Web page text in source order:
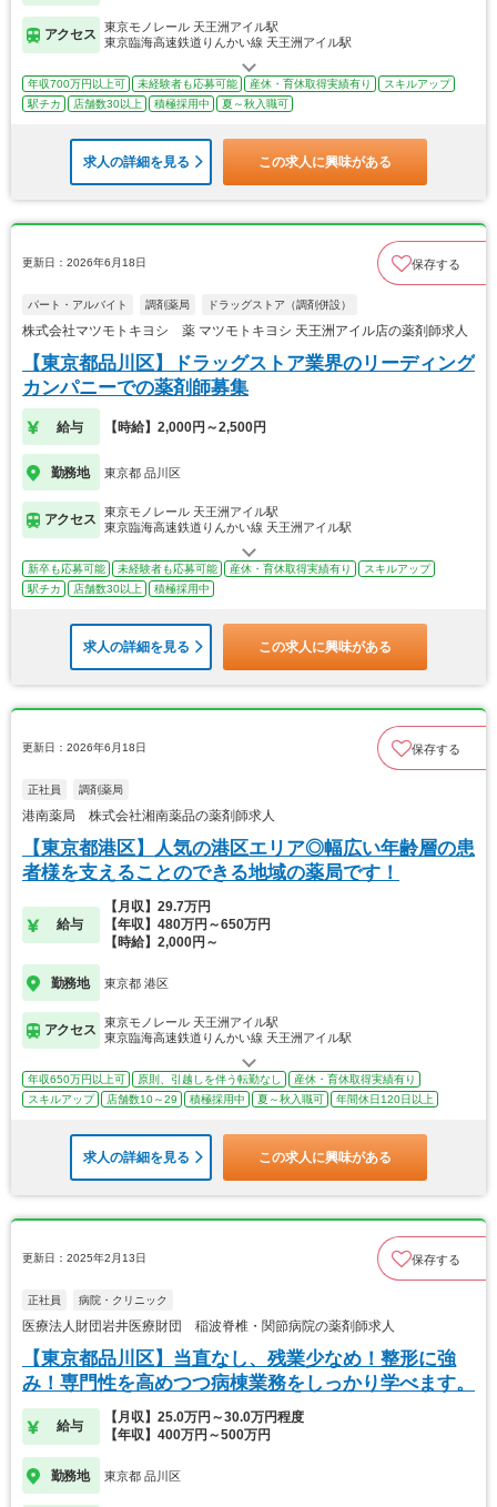
アクセス
東京モノレール 天王洲アイル駅
東京臨海高速鉄道りんかい線 天王洲アイル駅
年収700万円以上可 未経験者も応募可能 産休・育休取得実績有り
スキルアップ
駅チカ
店舗数30以上 積極採用中 夏～秋入職可
求人の詳細を見る この求人に興味がある
更新日：2026年6月18日 保存する
パート・アルバイト 調剤薬局 ドラッグストア（調剤併設）
株式会社マツモトキヨシ 薬 マツモトキヨシ 天王洲アイル店の薬剤師求人
【東京都品川区】ドラッグストア業界のリーディング
カンパニーでの薬剤師募集
給与 【時給】2,000円～2,500円
勤務地 東京都 品川区
アクセス
東京モノレール 天王洲アイル駅
東京臨海高速鉄道りんかい線 天王洲アイル駅
新卒も応募可能 未経験者も応募可能 産休・育休取得実績有り
スキルアップ
駅チカ
店舗数30以上 積極採用中
求人の詳細を見る この求人に興味がある
更新日：2026年6月18日 保存する
正社員 調剤薬局
港南薬局 株式会社湘南薬品の薬剤師求人
【東京都港区】人気の港区エリア◎幅広い年齢層の患
者様を支えることのできる地域の薬局です！
給与
【月収】29.7万円
【年収】480万円～650万円
【時給】2,000円～
勤務地 東京都 港区
アクセス
東京モノレール 天王洲アイル駅
東京臨海高速鉄道りんかい線 天王洲アイル駅
年収650万円以上可 原則、引越しを伴う転勤なし
産休・育休取得実績有り
スキルアップ
店舗数10～29 積極採用中 夏～秋入職可 年間休日120日以上
求人の詳細を見る この求人に興味がある
更新日：2025年2月13日 保存する
正社員 病院・クリニック
医療法人財団岩井医療財団 稲波脊椎・関節病院の薬剤師求人
【東京都品川区】当直なし、残業少なめ！整形に強
み！専門性を高めつつ病棟業務をしっかり学べます。
給与
【月収】25.0万円～30.0万円程度
【年収】400万円～500万円
勤務地 東京都 品川区